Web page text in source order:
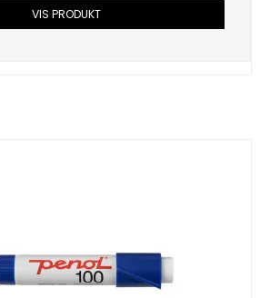
VIS PRODUKT